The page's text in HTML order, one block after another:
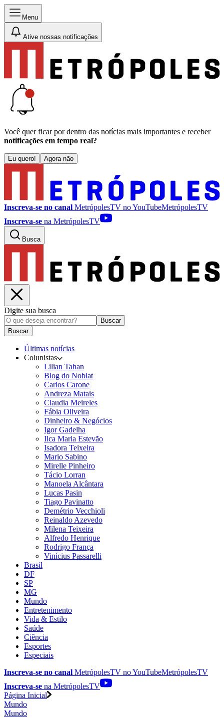
Menu
Ative nossas notificações
Você quer ficar por dentro das notícias mais importantes e receber
notificações em tempo real?
Eu quero! Agora não
Inscreva-se no canal MetrópolesTV noYouTubeMetrópolesTV
Inscreva-se na MetrópolesTV
Busca
Digite sua busca
Buscar
Buscar
Últimas notícias
Colunistas
Lilian Tahan
Blog do Noblat
Carlos Carone
Andreza Matais
Claudia Meireles
Fábia Oliveira
Dinheiro & Negócios
Igor Gadelha
Ilca Maria Estevão
Isadora Teixeira
Mario Sabino
Mirelle Pinheiro
Tácio Lorran
Manoela Alcântara
Lucas Pasin
Tiago Pavinatto
Demétrio Vecchioli
Reinaldo Azevedo
Milena Teixeira
Alfredo Henrique
Rodrigo França
Vinícius Passarelli
Brasil
DF
SP
MG
Mundo
Entretenimento
Vida & Estilo
Saúde
Ciência
Esportes
Especiais
Inscreva-se no canal MetrópolesTV noYouTubeMetrópolesTV
Inscreva-se na MetrópolesTV
Página Inicial
Mundo
Mundo